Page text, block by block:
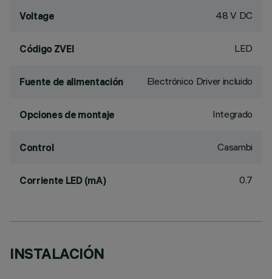
Voltage 48 V DC
Código ZVEI LED
Fuente de alimentación Electrónico Driver incluido
Opciones de montaje Integrado
Control Casambi
Corriente LED (mA) 0.7
INSTALACIÓN